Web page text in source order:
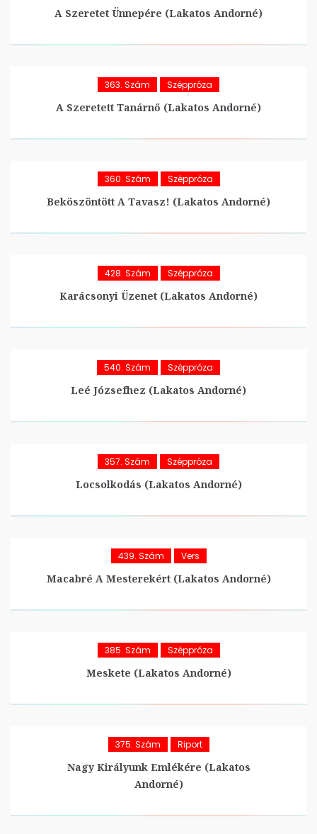
A Szeretet Ünnepére (Lakatos Andorné)
363. Szám Széppróza
A Szeretett Tanárnő (Lakatos Andorné)
360. Szám Széppróza
Beköszöntött A Tavasz! (Lakatos Andorné)
428. Szám Széppróza
Karácsonyi Üzenet (Lakatos Andorné)
540. Szám Széppróza
Leé Józsefhez (Lakatos Andorné)
357. Szám Széppróza
Locsolkodás (Lakatos Andorné)
439. Szám Vers
Macabré A Mesterekért (Lakatos Andorné)
385. Szám Széppróza
Meskete (Lakatos Andorné)
375. Szám Riport
Nagy Királyunk Emlékére (Lakatos
Andorné)